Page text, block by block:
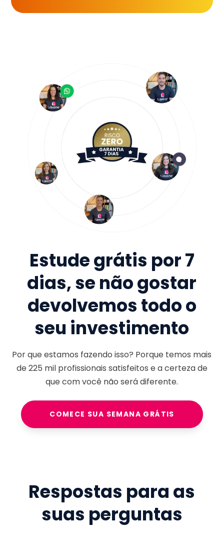
Estude grátis por 7
dias, se não gostar
devolvemos todo o
seu investimento
Por que estamos fazendo isso? Porque temos mais
de225 milprofissionais satisfeitos e a certeza de
que com você não será diferente.
COMECE SUA SEMANA GRÁTIS
Respostas para as
suas perguntas